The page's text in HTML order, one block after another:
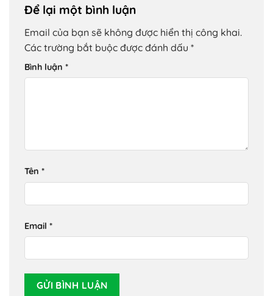
Để lại một bình luận
Email của bạn sẽ không được hiển thị công khai.
Các trường bắt buộc được đánh dấu *
Bình luận *
Tên *
Email *